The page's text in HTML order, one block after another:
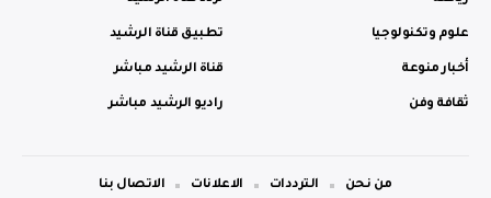
علوم وتكنولوجيا
أخبار منوعة
ثقافة وفن
تطبيق قناة الرشيد
قناة الرشيد مباشر
راديو الرشيد مباشر
من نحن الترددات الاعلانات الاتصال بنا